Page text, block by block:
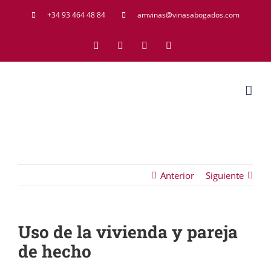
+34 93 464 48 84 amvinas@vinasabogados.com
FacebookTwitter LinkedIn
Anterior Siguiente
Uso de la vivienda y pareja
de hecho